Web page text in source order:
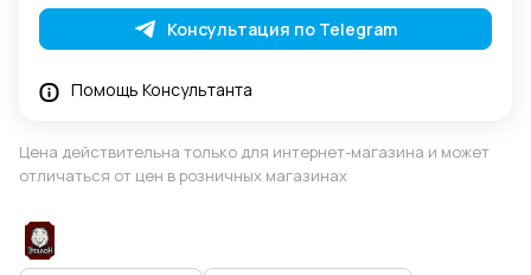
Консультация по Telegram
Помощь Консультанта
Цена действительна только для интернет-магазина и может
отличаться от цен в розничных магазинах